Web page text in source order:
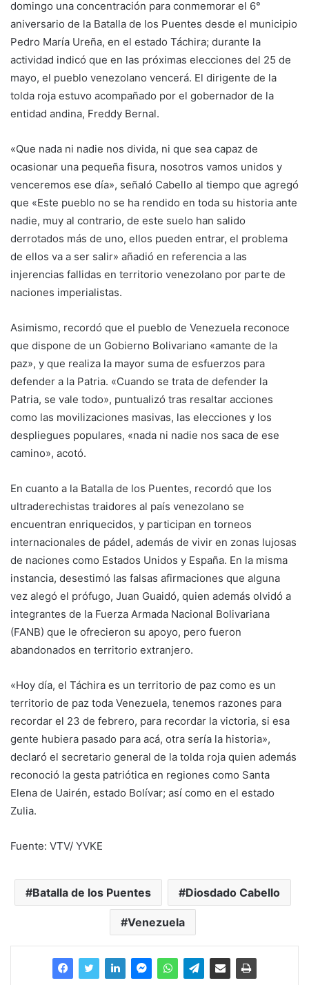
domingo una concentración para conmemorar el 6°
aniversario de la Batalla de los Puentes desde el municipio
Pedro María Ureña, en el estado Táchira; durante la
actividad indicó que en las próximas elecciones del 25 de
mayo, el pueblo venezolano vencerá. El dirigente de la
tolda roja estuvo acompañado por el gobernador de la
entidad andina, Freddy Bernal.
«Que nada ni nadie nos divida, ni que sea capaz de
ocasionar una pequeña fisura, nosotros vamos unidos y
venceremos ese día», señaló Cabello al tiempo que agregó
que «Este pueblo no se ha rendido en toda su historia ante
nadie, muy al contrario, de este suelo han salido
derrotados más de uno, ellos pueden entrar, el problema
de ellos va a ser salir» añadió en referencia a las
injerencias fallidas en territorio venezolano por parte de
naciones imperialistas.
Asimismo, recordó que el pueblo de Venezuela reconoce
que dispone de un Gobierno Bolivariano «amante de la
paz», y que realiza la mayor suma de esfuerzos para
defender a la Patria. «Cuando se trata de defender la
Patria, se vale todo», puntualizó tras resaltar acciones
como las movilizaciones masivas, las elecciones y los
despliegues populares, «nada ni nadie nos saca de ese
camino», acotó.
En cuanto a la Batalla de los Puentes, recordó que los
ultraderechistas traidores al país venezolano se
encuentran enriquecidos, y participan en torneos
internacionales de pádel, además de vivir en zonas lujosas
de naciones como Estados Unidos y España. En la misma
instancia, desestimó las falsas afirmaciones que alguna
vez alegó el prófugo, Juan Guaidó, quien además olvidó a
integrantes de la Fuerza Armada Nacional Bolivariana
(FANB) que le ofrecieron su apoyo, pero fueron
abandonados en territorio extranjero.
«Hoy día, el Táchira es un territorio de paz como es un
territorio de paz toda Venezuela, tenemos razones para
recordar el 23 de febrero, para recordar la victoria, si esa
gente hubiera pasado para acá, otra sería la historia»,
declaró el secretario general de la tolda roja quien además
reconoció la gesta patriótica en regiones como Santa
Elena de Uairén, estado Bolívar; así como en el estado
Zulia.
Fuente: VTV/ YVKE
Batalla de los Puentes Diosdado Cabello
Venezuela